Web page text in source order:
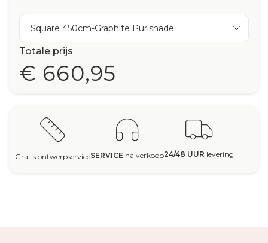
Square 450cm-Graphite Purishade
Totale prijs
€ 660,95
Gratis ontwerpserviceSERVICE na verkoop24/48 UUR levering